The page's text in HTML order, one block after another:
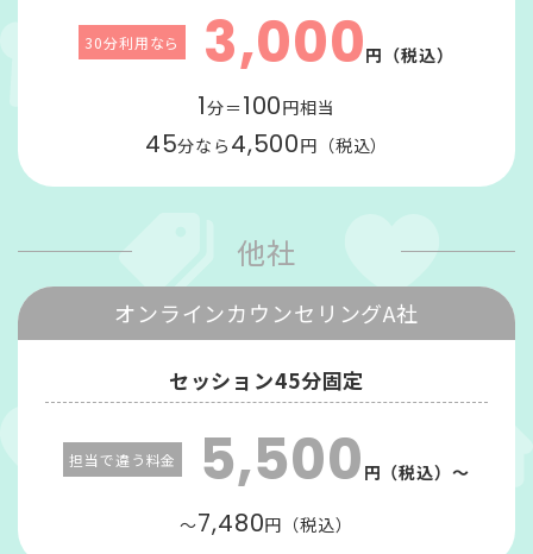
他社
オンラインカウンセリングA社
セッション45分固定
担当で違う料金 5,500 円（税込）～
～7,480円（税込）
30分利用なら 3,000円（税込）
1分＝ 100円相当
45分なら 4,500円（税込）